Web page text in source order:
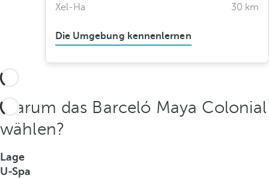
Xel-Ha 30 km
Die Umgebung kennenlernen
Warum das Barceló Maya Colonial
wählen?
Lage
U-Spa